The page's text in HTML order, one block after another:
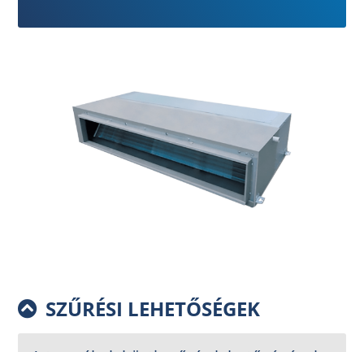
SZŰRÉSI LEHETŐSÉGEK